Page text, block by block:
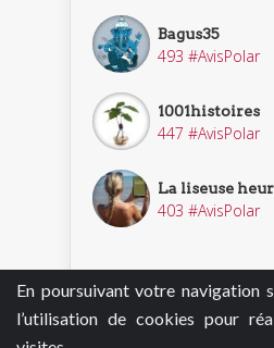
En poursuivant votre navigation
l’utilisation de cookies pour
Bagus35
493 #AvisPolar
1001histoires
447 #AvisPolar
La liseuse
403 #AvisPolar
Découvrir nos